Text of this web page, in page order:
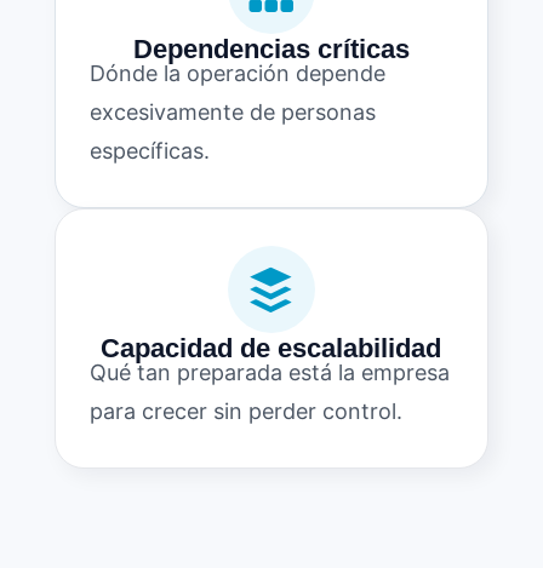
Dependencias críticas
Dónde la operación depende
excesivamente de personas
específicas.

Capacidad de escalabilidad
Qué tan preparada está la empresa
para crecer sin perder control.